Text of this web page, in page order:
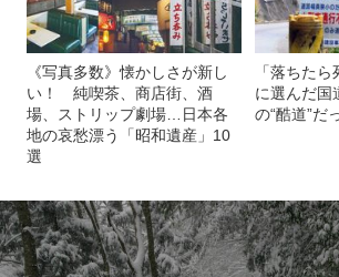
《写真多数》懐かしさが新し
い！ 純喫茶、商店街、酒
場、ストリップ劇場…日本各
地の哀愁漂う「昭和遺産」10
選
「落ちた
に選んだ国
の“酷道”だ